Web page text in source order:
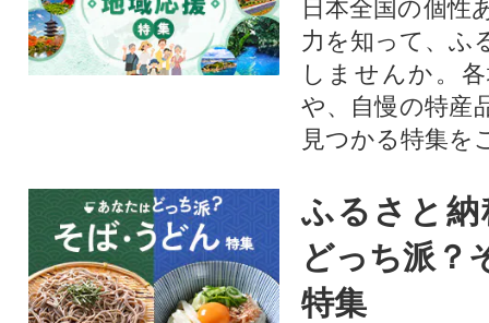
日本全国の個性
力を知って、ふ
しませんか。
や、自慢の特産
見つかる特集を
ふるさと
どっち派？
特集